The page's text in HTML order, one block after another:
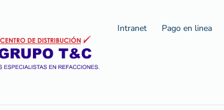
Intranet Pago en linea